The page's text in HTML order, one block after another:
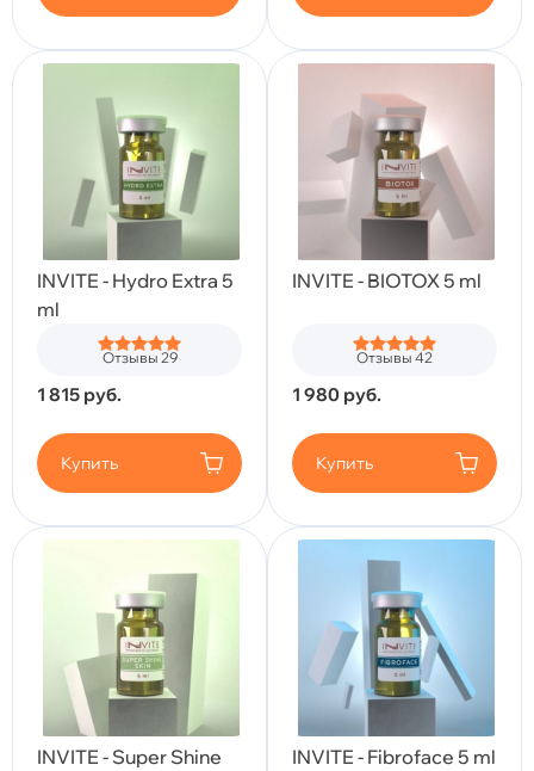
INVITE - Hydro Extra 5
ml
Отзывы 29
1 815 руб.
Купить
INVITE - BIOTOX 5 ml
Отзывы 42
1 980 руб.
Купить
INVITE - Super Shine
INVITE - Fibroface 5 ml